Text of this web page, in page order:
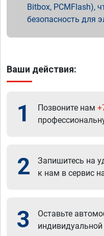
Bitbox, PCMFlash),
безопасность для
Ваши действия:
1 Позвоните нам
2
Запишитесь на
к нам в сервис
3
Оставьте
индивидуальной